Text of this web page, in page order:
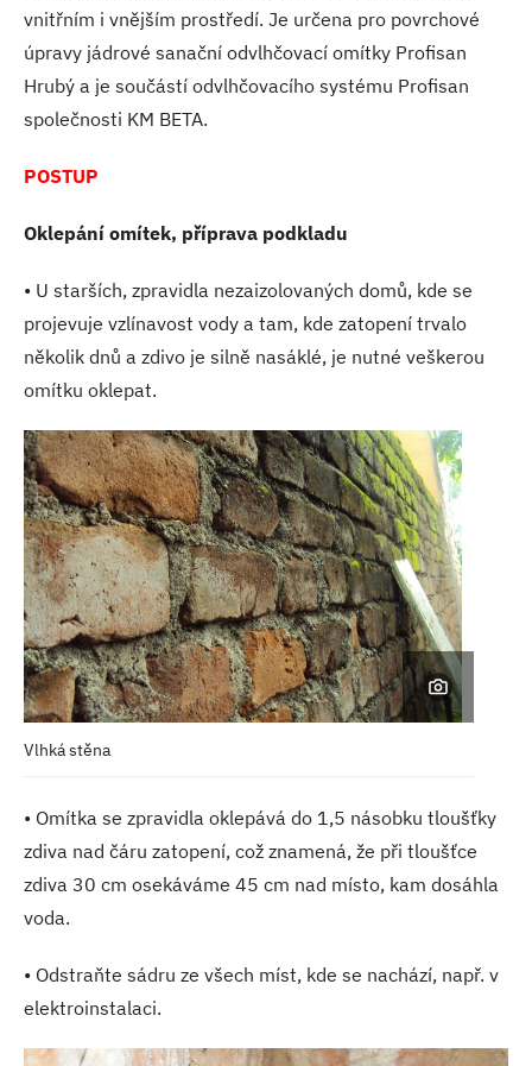
vnitřním i vnějším prostředí. Je určena pro povrchové
úpravy jádrové sanační odvlhčovací omítky Profisan
Hrubý a je součástí odvlhčovacího systému Profisan
společnosti KM BETA.
POSTUP
Oklepání omítek, příprava podkladu
• U starších, zpravidla nezaizolovaných domů, kde se
projevuje vzlínavost vody a tam, kde zatopení trvalo
několik dnů a zdivo je silně nasáklé, je nutné veškerou
omítku oklepat.
Vlhká stěna
• Omítka se zpravidla oklepává do 1,5 násobku tloušťky
zdiva nad čáru zatopení, což znamená, že při tloušťce
zdiva 30 cm osekáváme 45 cm nad místo, kam dosáhla
voda.
• Odstraňte sádru ze všech míst, kde se nachází, např. v
elektroinstalaci.